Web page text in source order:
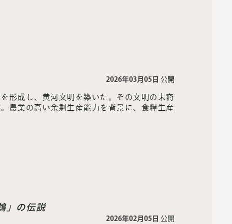
2026年03月05日 公開
形成し、黄河文明を築いた。その文明の末裔
農業の高い余剰生産能力を背景に、食糧生産
」の伝説
2026年02月05日 公開